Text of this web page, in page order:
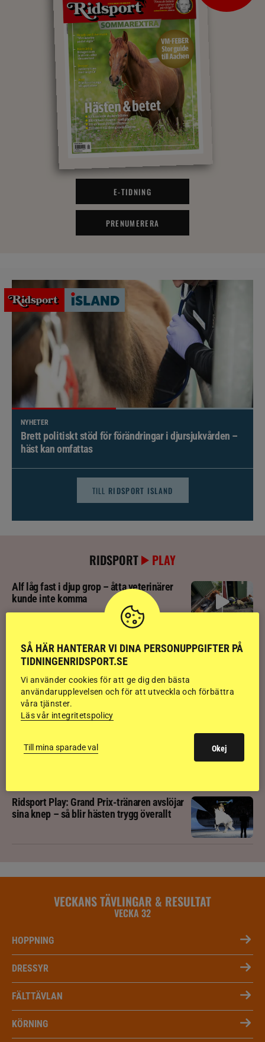
E-TIDNING
PRENUMERERA
NYHETER
Brett politiskt stöd för förändringar i djursjukvården –
häst kan omfattas
TILL RIDSPORT ISLAND
RIDSPORT PLAY
Alf låg fast i djup grop – åtta veterinärer
kunde inte komma
Ridsport Play: Häng med Nicole Holmén på
segerritt i 1,50
Ridsport Play: Följ svenska ungdomarnas
medaljjakt
Ridsport Play: Hästar flyr brand i panik
Ridsport Play: Grand Prix-tränaren avslöjar
sina knep – så blir hästen trygg överallt
VECKANS TÄVLINGAR & RESULTAT
VECKA 32
HOPPNING
DRESSYR
FÄLTTÄVLAN
KÖRNING
SÅ HÄR HANTERAR VI DINA PERSONUPPGIFTER PÅ
TIDNINGENRIDSPORT.SE
Vi använder cookies för att ge dig den bästa
användarupplevelsen och för att utveckla och förbättra
våra tjänster.
Läs vår integritetspolicy
Till mina sparade val Okej